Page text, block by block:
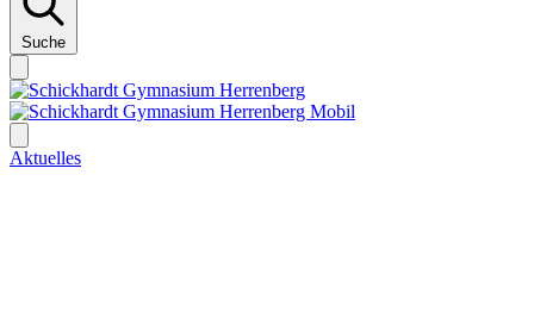
Suche
Aktuelles